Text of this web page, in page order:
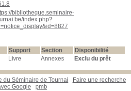
bibliotheque.seminaire-
index.php?
Support Section
Disponibilité
Livre Annexes Exclu du prêt
du Séminaire de Tournai
Faire une recherche
Google
pmb